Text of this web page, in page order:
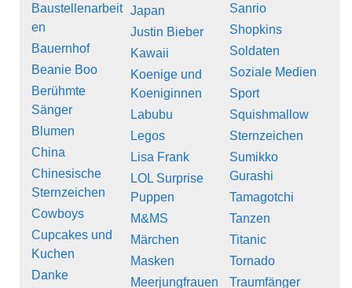
Baustellenarbeit
en
Bauernhof
Beanie Boo
Berühmte
Sänger
Blumen
China
Chinesische
Sternzeichen
Cowboys
Cupcakes und
Kuchen
Danke
Japan
Justin Bieber
Kawaii
Koenige und
Koeniginnen
Labubu
Legos
Lisa Frank
LOL Surprise
Puppen
M&MS
Märchen
Masken
Meerjungfrauen
Sanrio
Shopkins
Soldaten
Soziale Medien
Sport
Squishmallow
Sternzeichen
Sumikko
Gurashi
Tamagotchi
Tanzen
Titanic
Tornado
Traumfänger